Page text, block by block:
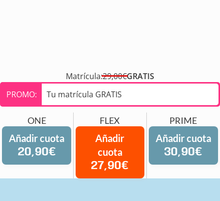
Matrícula:29,00€GRATIS
PROMO:
Tu matrícula GRATIS
ONE
Añadir cuota
20,90€
FLEX
Añadir
cuota
27,90€
PRIME
Añadir cuota
30,90€